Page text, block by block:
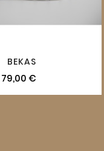
BEKAS
79,00 €